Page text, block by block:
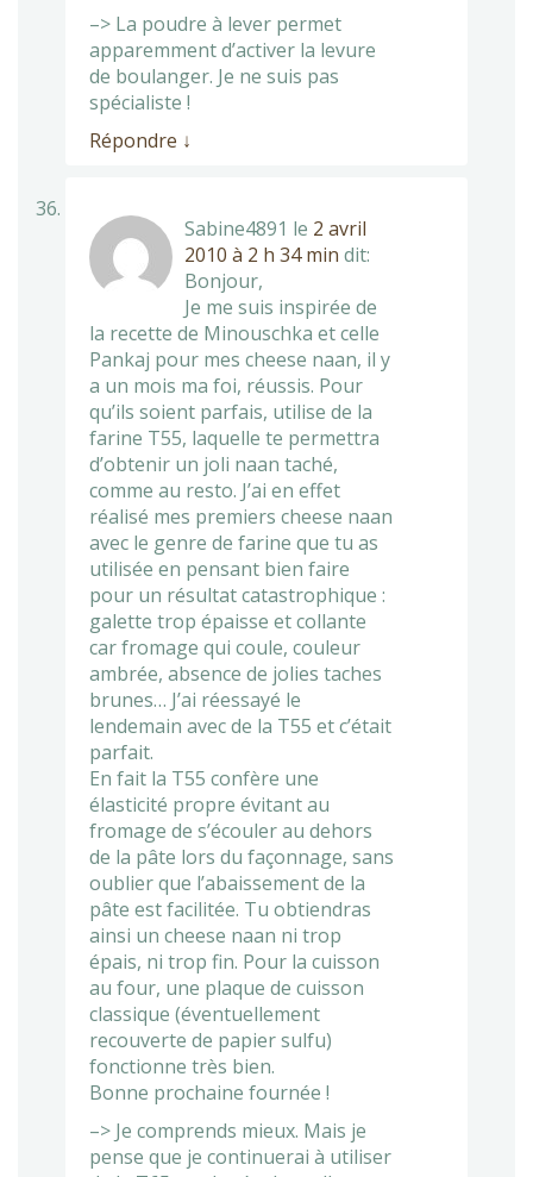
–> La poudre à lever permet
apparemment d’activer la levure
de boulanger. Je ne suis pas
spécialiste !
Répondre ↓
Sabine4891 le 2 avril
2010 à 2 h 34 min dit:
Bonjour,
Je me suis inspirée de
la recette de Minouschka et celle
Pankaj pour mes cheese naan, il y
a un mois ma foi, réussis. Pour
qu’ils soient parfais, utilise de la
farine T55, laquelle te permettra
d’obtenir un joli naan taché,
comme au resto. J’ai en effet
réalisé mes premiers cheese naan
avec le genre de farine que tu as
utilisée en pensant bien faire
pour un résultat catastrophique :
galette trop épaisse et collante
car fromage qui coule, couleur
ambrée, absence de jolies taches
brunes… J’ai réessayé le
lendemain avec de la T55 et c’était
parfait.
En fait la T55 confère une
élasticité propre évitant au
fromage de s’écouler au dehors
de la pâte lors du façonnage, sans
oublier que l’abaissement de la
pâte est facilitée. Tu obtiendras
ainsi un cheese naan ni trop
épais, ni trop fin. Pour la cuisson
au four, une plaque de cuisson
classique (éventuellement
recouverte de papier sulfu)
fonctionne très bien.
Bonne prochaine fournée !
–> Je comprends mieux. Mais je
pense que je continuerai à utiliser